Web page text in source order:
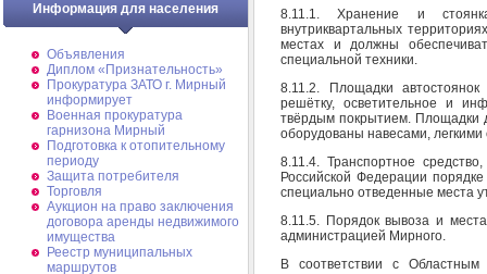
Информация для населения
Объявления
Диплом «Признательность»
Прокуратура ЗАТО г. Мирный
информирует
Военная прокуратура
гарнизона Мирный
Подготовка к отопительному
периоду
Защита потребителя
Торговля
Аукцион на право заключения
договора аренды недвижимого
имущества
Реестр муниципальных
маршрутов
8.11.1. Хранение и
внутриквартальных
местах и должны
специальной техники.
8.11.2. Площадки
решётку, осветительное и
твёрдым покрытием. Площадки
оборудованы навесами,
8.11.4. Транспортное
Российской Федерации
специально отведенные места
8.11.5. Порядок вывоза и
администрацией Мирного.
В соответствии с